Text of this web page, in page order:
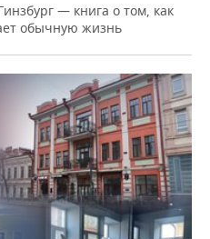
— книга о том, как
обычную жизнь